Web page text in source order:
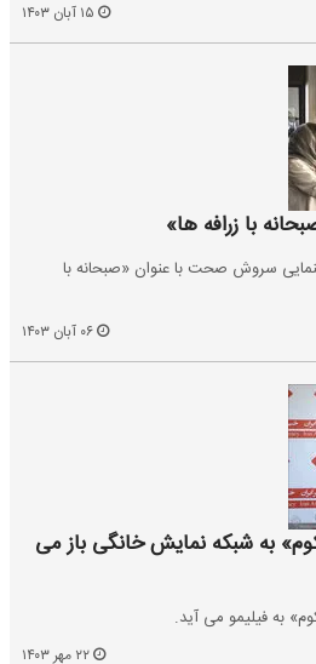
با زرافه ها»
سروش صحت با عنوان «صبحانه با
به شبکه نمایش خانگی باز می
به فیلیمو می آید.